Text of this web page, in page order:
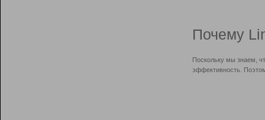
Почему
Поскольку мы знаем,
эффективность.